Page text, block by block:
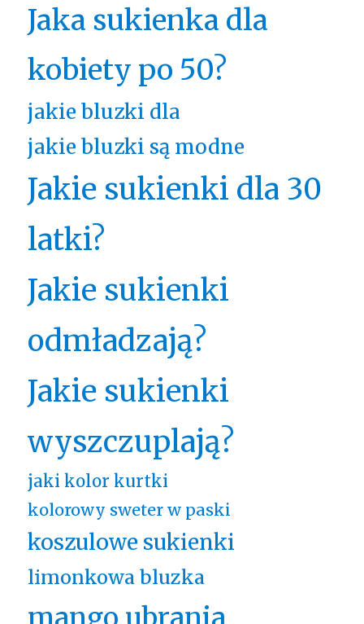
Jaka sukienka dla
kobiety po 50?
jakie bluzki dla
jakie bluzki są modne
Jakie sukienki dla 30
latki?
Jakie sukienki
odmładzają?
Jakie sukienki
wyszczuplają?
jaki kolor kurtki
kolorowy sweter w paski
koszulowe sukienki
limonkowa bluzka